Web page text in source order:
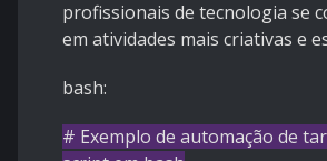
profissionais de tecnologia se
em atividades mais criativas e
bash:
# Exemplo de automação de